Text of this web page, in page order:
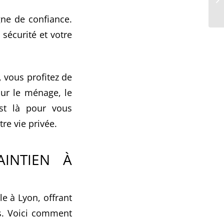
de confiance.
et votre
vous profitez de
le ménage, le
là pour vous
vie privée.
À
à Lyon, offrant
Voici comment